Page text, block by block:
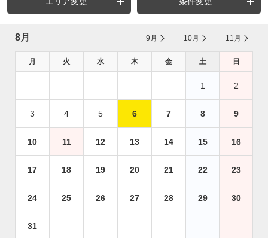
8月 9月 10月 11月
月 火 水 木 金 土 日
1 2
3 4 5 6 7 8 9
10 11 12 13 14 15 16
17 18 19 20 21 22 23
24 25 26 27 28 29 30
31